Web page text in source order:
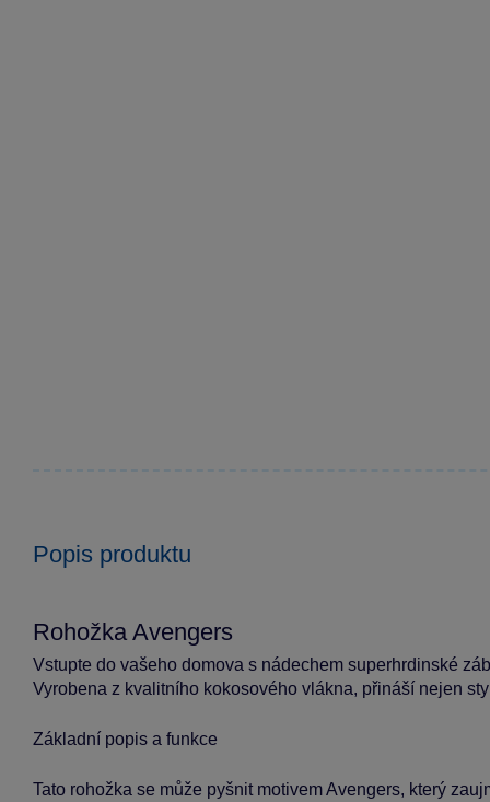
Popis produktu
Rohožka Avengers
Vstupte do vašeho domova s nádechem superhrdinské
Vyrobena z kvalitního kokosového vlákna, přináší nejen
Základní popis a funkce
Tato rohožka se může pyšnit motivem Avengers, který